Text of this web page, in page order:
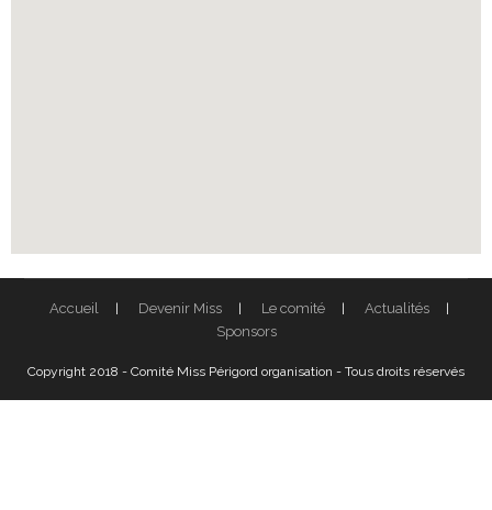
Accueil Devenir Miss Le comité
Actualités
Sponsors
Copyright 2018 - Comité Miss Périgord organisation - Tous droits réservés